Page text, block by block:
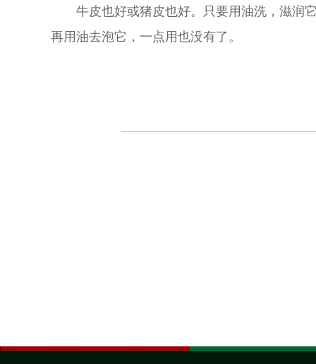
牛皮也好或猪皮也好。只要用油洗，滋润
再用油去泡它，一点用也没有了。